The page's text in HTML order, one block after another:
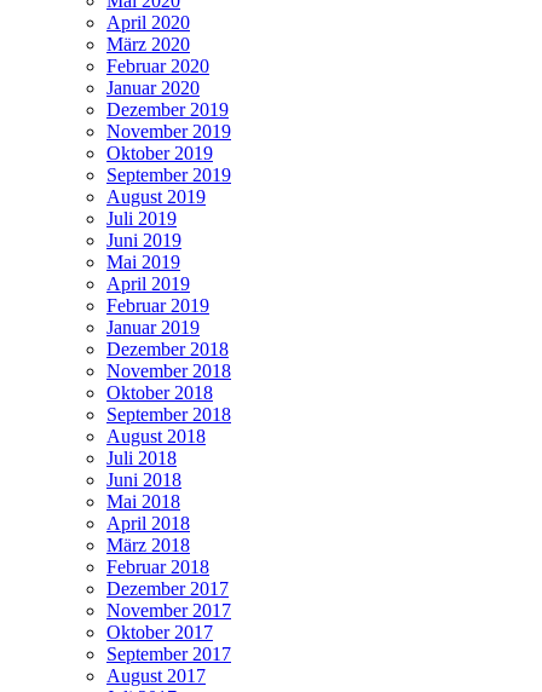
April 2020
März 2020
Februar 2020
Januar 2020
Dezember 2019
November 2019
Oktober 2019
September 2019
August 2019
Juli 2019
Juni 2019
Mai 2019
April 2019
Februar 2019
Januar 2019
Dezember 2018
November 2018
Oktober 2018
September 2018
August 2018
Juli 2018
Juni 2018
Mai 2018
April 2018
März 2018
Februar 2018
Dezember 2017
November 2017
Oktober 2017
September 2017
August 2017